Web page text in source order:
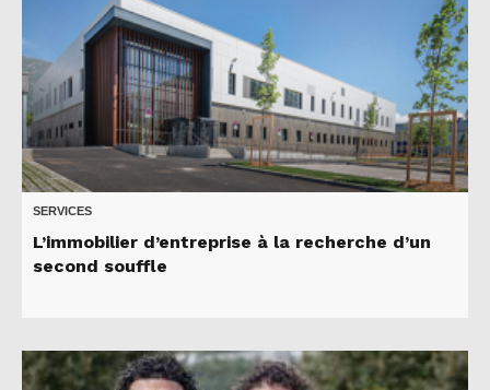
SERVICES
L’immobilier d’entreprise à la recherche d’un
second souffle